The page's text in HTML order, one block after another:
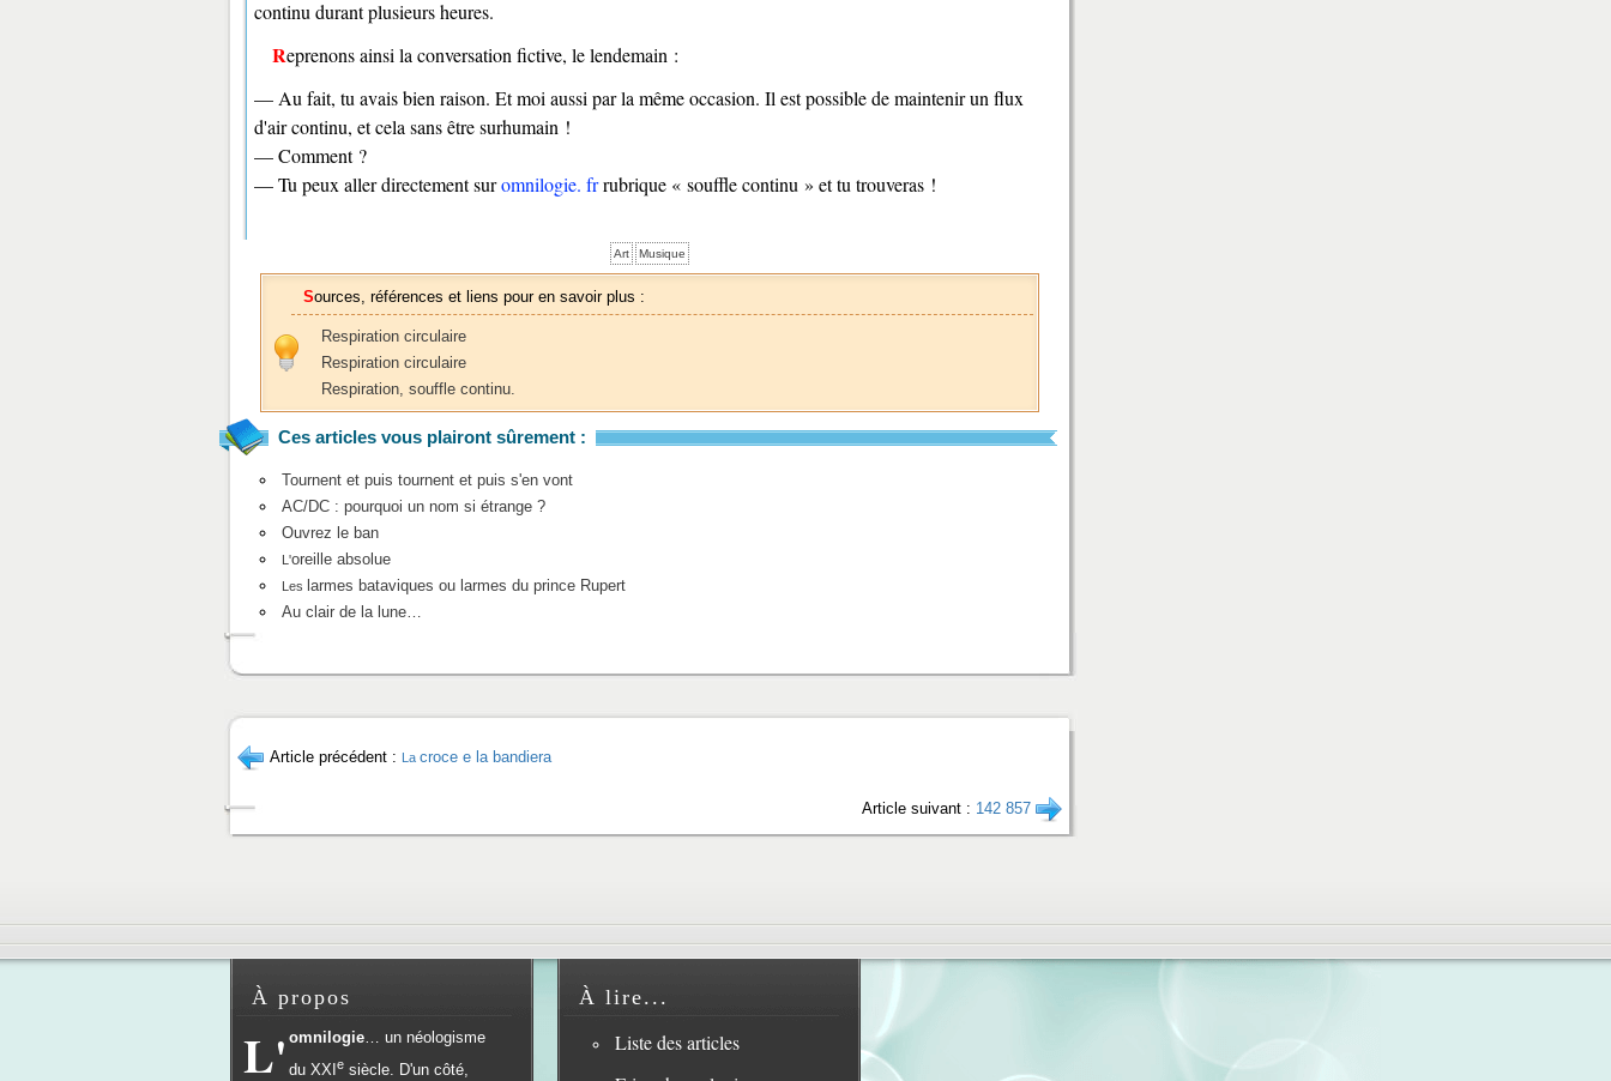
continu durant plusieurs heures.
Reprenons ainsi la conversation fictive, le lendemain :
— Au fait, tu avais bien raison. Et moi aussi par la même occasion. Il est possible de maintenir un flux
d'air continu, et cela sans être surhumain !
— Comment ?
— Tu peux aller directement suromnilogie. frrubrique « souffle continu » et tu trouveras !
Art Musique
Sources, références et liens pour en savoir plus :
Respiration circulaire
Respiration circulaire
Respiration, souffle continu.
Ces articles vous plairont sûrement :
Tournent et puis tournent et puis s'en vont
AC/DC : pourquoi un nom si étrange ?
Ouvrez le ban
L'oreille absolue
Les larmes bataviques ou larmes du prince Rupert
Au clair de la lune…
Article précédent : La croce e la bandiera
Article suivant : 142 857
À propos
L' omnilogie … un néologisme
du XXI e siècle. D'un côté,
À lire...
Liste des articles